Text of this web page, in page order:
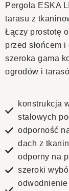
Pergola ESKA
tarasu z
Łączy prostotę
przed słońcem
szeroka gama
ogrodów i
konstrukcja
stalowych
odporność
dach z
odporny na
szeroki